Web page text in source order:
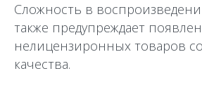
Сложность в
также предупреждает
нелицензиронных товаров
качества.